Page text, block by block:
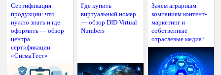
Сертификация
продукции: что
нужно знать и где
оформить — обзор
центра
сертификации
«СигмаТест»
Где купить
виртуальный номер
— обзор DID Virtual
Numbers
Зачем аграрным
компаниям контент-
маркетинг и
собственные
отраслевые медиа?